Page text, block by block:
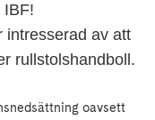
IBF!
intresserad av att
rullstolshandboll.
oavsett